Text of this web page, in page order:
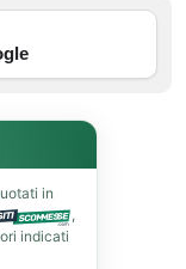
in
,
indicati